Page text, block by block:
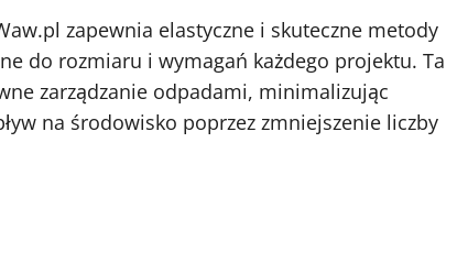
zapewnia elastyczne i skuteczne metody
do rozmiaru i wymagań każdego projektu. Ta
zarządzanie odpadami, minimalizując
na środowisko poprzez zmniejszenie liczby